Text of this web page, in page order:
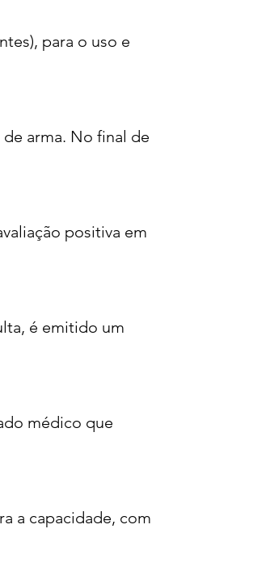
para o uso e
arma. No final de
positiva em
é emitido um
médico que
a capacidade, com